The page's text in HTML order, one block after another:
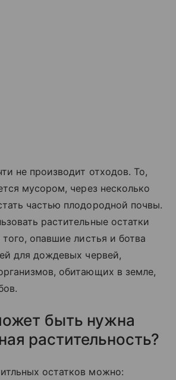
не производит отходов. То,
мусором, через несколько
частью плодородной почвы.
растительные остатки
опавшие листья и ботва
для дождевых червей,
обитающих в земле,
быть нужна
растительность?
остатков можно: